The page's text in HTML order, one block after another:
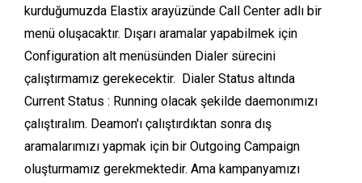
kurduğumuzda Elastix arayüzünde Call Center adlı bir
menü oluşacaktır. Dışarı aramalar yapabilmek için
Configuration alt menüsünden Dialer sürecini
çalıştırmamız gerekecektir. Dialer Status altında
Current Status : Running olacak şekilde daemonımızı
çalıştıralım. Deamon'ı çalıştırdıktan sonra dış
aramalarımızı yapmak için bir Outgoing Campaign
oluşturmamız gerekmektedir. Ama kampanyamızı